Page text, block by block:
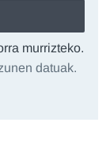
murrizteko.
datuak.